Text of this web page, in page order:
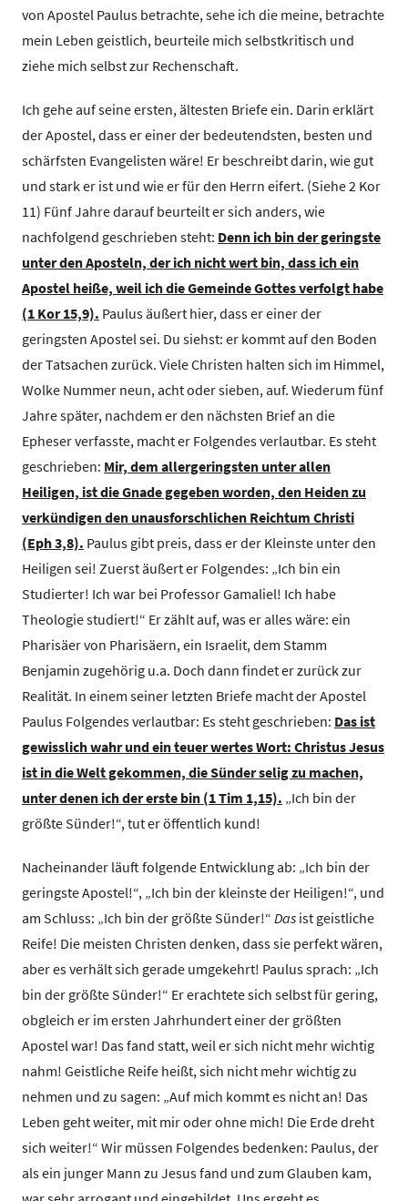
von Apostel Paulus betrachte, sehe ich die meine, betrachte
mein Leben geistlich, beurteile mich selbstkritisch und
ziehe mich selbst zur Rechenschaft.
Ich gehe auf seine ersten, ältesten Briefe ein. Darin erklärt
der Apostel, dass er einer der bedeutendsten, besten und
schärfsten Evangelisten wäre! Er beschreibt darin, wie gut
und stark er ist und wie er für den Herrn eifert. (Siehe 2 Kor
11) Fünf Jahre darauf beurteilt er sich anders, wie
nachfolgend geschrieben steht: Denn ich bin der geringste
unter den Aposteln, der ich nicht wert bin, dass ich ein
Apostel heiße, weil ich die Gemeinde Gottes verfolgt habe
(1 Kor 15,9). Paulus äußert hier, dass er einer der
geringsten Apostel sei. Du siehst: er kommt auf den Boden
der Tatsachen zurück. Viele Christen halten sich im Himmel,
Wolke Nummer neun, acht oder sieben, auf. Wiederum fünf
Jahre später, nachdem er den nächsten Brief an die
Epheser verfasste, macht er Folgendes verlautbar. Es steht
geschrieben: Mir, dem allergeringsten unter allen
Heiligen, ist die Gnade gegeben worden, den Heiden zu
verkündigen den unausforschlichen Reichtum Christi
(Eph 3,8). Paulus gibt preis, dass er der Kleinste unter den
Heiligen sei! Zuerst äußert er Folgendes: „Ich bin ein
Studierter! Ich war bei Professor Gamaliel! Ich habe
Theologie studiert!“ Er zählt auf, was er alles wäre: ein
Pharisäer von Pharisäern, ein Israelit, dem Stamm
Benjamin zugehörig u.a. Doch dann findet er zurück zur
Realität. In einem seiner letzten Briefe macht der Apostel
Paulus Folgendes verlautbar: Es steht geschrieben: Das ist
gewisslich wahr und ein teuer wertes Wort: Christus Jesus
ist in die Welt gekommen, die Sünder selig zu machen,
unter denen ich der erste bin (1 Tim 1,15). „Ich bin der
größte Sünder!“, tut er öffentlich kund!
Nacheinander läuft folgende Entwicklung ab: „Ich bin der
geringste Apostel!“, „Ich bin der kleinste der Heiligen!“, und
am Schluss: „Ich bin der größte Sünder!“ Das ist geistliche
Reife! Die meisten Christen denken, dass sie perfekt wären,
aber es verhält sich gerade umgekehrt! Paulus sprach: „Ich
bin der größte Sünder!“ Er erachtete sich selbst für gering,
obgleich er im ersten Jahrhundert einer der größten
Apostel war! Das fand statt, weil er sich nicht mehr wichtig
nahm! Geistliche Reife heißt, sich nicht mehr wichtig zu
nehmen und zu sagen: „Auf mich kommt es nicht an! Das
Leben geht weiter, mit mir oder ohne mich! Die Erde dreht
sich weiter!“ Wir müssen Folgendes bedenken: Paulus, der
als ein junger Mann zu Jesus fand und zum Glauben kam,